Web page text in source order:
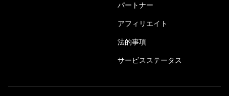
パートナー
アフィリエイト
法的事項
サービスステータス